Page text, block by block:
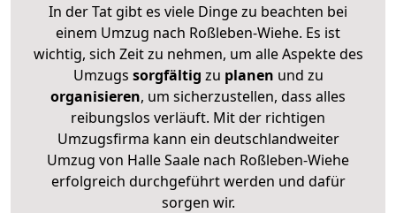
In der Tat gibt es viele Dinge zu beachten bei
einem Umzug nach Roßleben-Wiehe. Es ist
wichtig, sich Zeit zu nehmen, um alle Aspekte des
Umzugs sorgfältig zu planen und zu
organisieren, um sicherzustellen, dass alles
reibungslos verläuft. Mit der richtigen
Umzugsfirma kann ein deutschlandweiter
Umzug von Halle Saale nach Roßleben-Wiehe
erfolgreich durchgeführt werden und dafür
sorgen wir.